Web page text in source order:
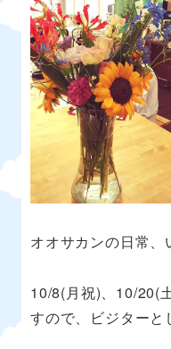
オオサカンの日常、
10/8(月祝)、 10/20(
すので、ビジターと